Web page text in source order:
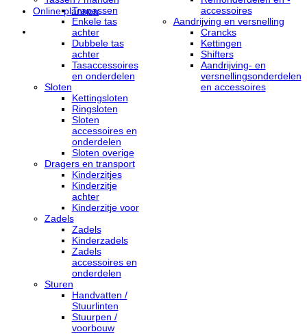
Online plannen
Trapassen
Enkele tas
achter
Dubbele tas
achter
Tasaccessoires
en onderdelen
Sloten
Kettingsloten
Ringsloten
Sloten
accessoires en
onderdelen
Sloten overige
Dragers en transport
Kinderzitjes
Kinderzitje
achter
Kinderzitje voor
Zadels
Zadels
Kinderzadels
Zadels
accessoires en
onderdelen
Sturen
Handvatten /
Stuurlinten
Stuurpen /
voorbouw
accessoires
Aandrijving en versnelling
Crancks
Kettingen
Shifters
Aandrijving- en
versnellingsonderdelen
en accessoires